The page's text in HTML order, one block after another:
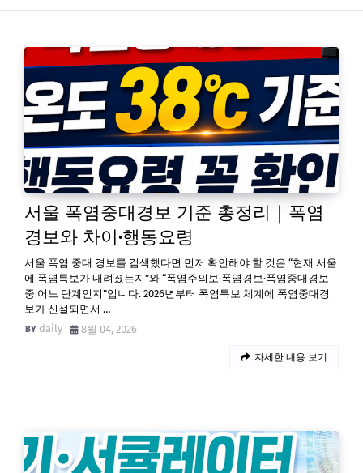
서울 폭염중대경보 기준 총정리｜폭염
경보와 차이·행동요령
서울 폭염 중대 경보를 검색했다면 먼저 확인해야 할 것은 “현재 서울
에 폭염특보가 내려졌는지”와 “폭염주의보·폭염경보·폭염중대경보
중 어느 단계인지”입니다. 2026년부터 폭염특보 체계에 폭염중대경
보가 신설되면서 …
daily
8월 04, 2026
자세한 내용 보기